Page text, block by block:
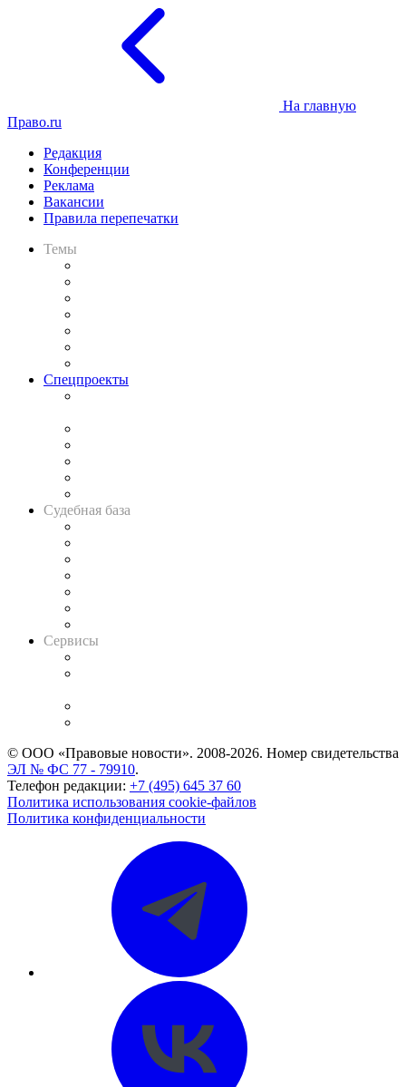
На главную
Право.ru
Редакция
Конференции
Реклама
Вакансии
Правила перепечатки
Темы
Спецпроекты
Судебная база
Сервисы
© ООО «Правовые новости». 2008-2026. Номер свидетельства
ЭЛ № ФС 77 - 79910.
Телефон редакции: +7 (495) 645 37 60
Политика использования cookie-файлов
Политика конфиденциальности